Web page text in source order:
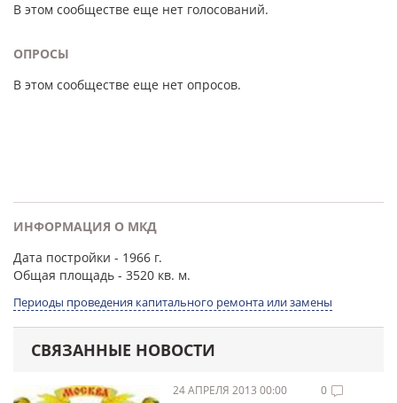
В этом сообществе еще нет голосований.
ОПРОСЫ
В этом сообществе еще нет опросов.
ИНФОРМАЦИЯ О МКД
Дата постройки - 1966 г.
Общая площадь - 3520 кв. м.
Периоды проведения капитального ремонта или замены
СВЯЗАННЫЕ НОВОСТИ
24 АПРЕЛЯ 2013 00:00 0